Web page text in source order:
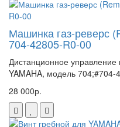
Машинка газ-реверс
704-42805-R0-00
Дистанционное
YAMAHA, модель
28 000р.